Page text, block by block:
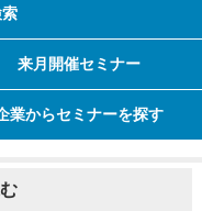
来月開催セミナー
業からセミナーを探す